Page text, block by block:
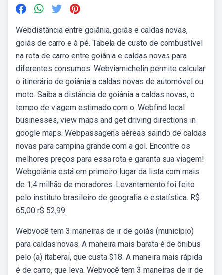
Webdistância entre goiânia, goiás e caldas novas,
goiás de carro e à pé. Tabela de custo de combustível
na rota de carro entre goiânia e caldas novas para
diferentes consumos. Webviamichelin permite calcular
o itinerário de goiânia a caldas novas de automóvel ou
moto. Saiba a distância de goiânia a caldas novas, o
tempo de viagem estimado com o. Webfind local
businesses, view maps and get driving directions in
google maps. Webpassagens aéreas saindo de caldas
novas para campina grande com a gol. Encontre os
melhores preços para essa rota e garanta sua viagem!
Webgoiânia está em primeiro lugar da lista com mais
de 1,4 milhão de moradores. Levantamento foi feito
pelo instituto brasileiro de geografia e estatística. R$
65,00 r$ 52,99.
Webvocê tem 3 maneiras de ir de goiás (município)
para caldas novas. A maneira mais barata é de ônibus
pelo (a) itaberaí, que custa $18. A maneira mais rápida
é de carro, que leva. Webvocê tem 3 maneiras de ir de